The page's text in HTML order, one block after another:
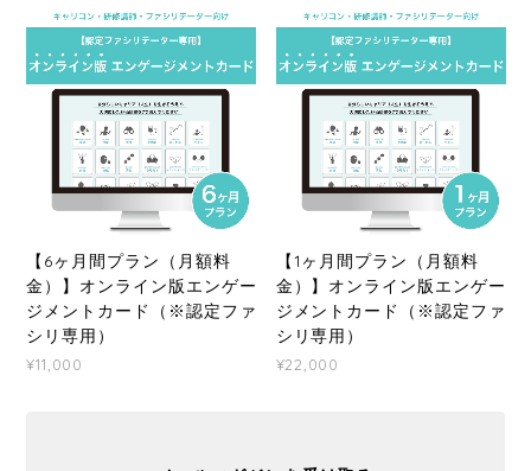
【6ヶ月間プラン（月額料
金）】オンライン版エンゲー
ジメントカード（※認定ファ
シリ専用）
¥11,000
【1ヶ月間プラン（月額料
金）】オンライン版エンゲー
ジメントカード（※認定ファ
シリ専用）
¥22,000